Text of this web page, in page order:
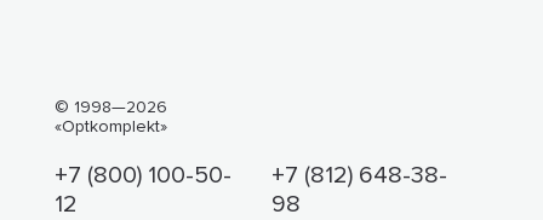
© 1998—2026
«Optkomplekt»
+7 (800) 100-50-
12
+7 (812) 648-38-
98